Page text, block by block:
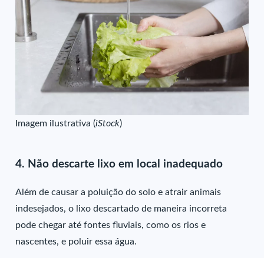
Imagem ilustrativa (iStock)
4. Não descarte lixo em local inadequado
Além de causar a poluição do solo e atrair animais
indesejados, o lixo descartado de maneira incorreta
pode chegar até fontes fluviais, como os rios e
nascentes, e poluir essa água.